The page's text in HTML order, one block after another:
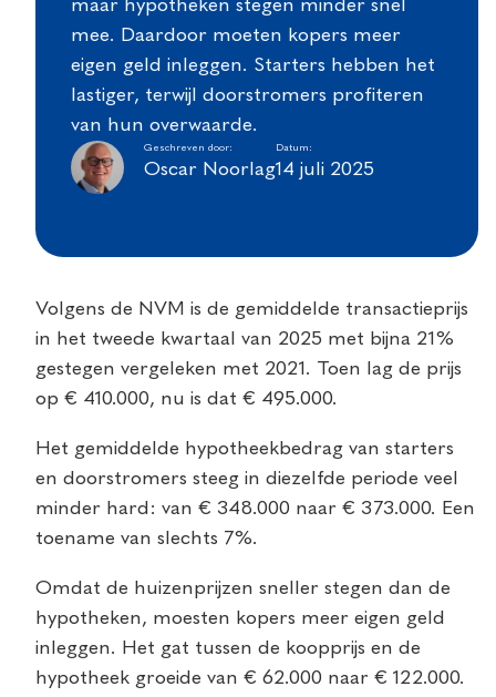
maar hypotheken stegen minder snel
mee. Daardoor moeten kopers meer
eigen geld inleggen. Starters hebben het
lastiger, terwijl doorstromers profiteren
van hun overwaarde.
Geschreven door:
Oscar Noorlag
Datum:
14 juli 2025
Volgens de NVM is de gemiddelde transactieprijs
in het tweede kwartaal van 2025 met bijna 21%
gestegen vergeleken met 2021. Toen lag de prijs
op € 410.000, nu is dat € 495.000.
Het gemiddelde hypotheekbedrag van starters
en doorstromers steeg in diezelfde periode veel
minder hard: van € 348.000 naar € 373.000. Een
toename van slechts 7%.
Omdat de huizenprijzen sneller stegen dan de
hypotheken, moesten kopers meer eigen geld
inleggen. Het gat tussen de koopprijs en de
hypotheek groeide van € 62.000 naar € 122.000.